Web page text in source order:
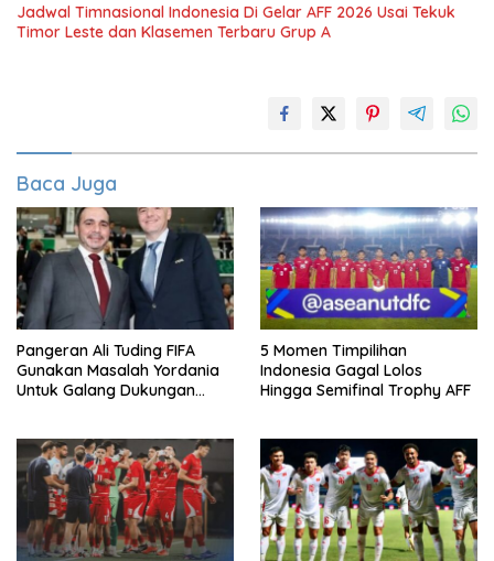
Jadwal Timnasional Indonesia Di Gelar AFF 2026 Usai Tekuk
Timor Leste dan Klasemen Terbaru Grup A
Baca Juga
Pangeran Ali Tuding FIFA
Gunakan Masalah Yordania
Untuk Galang Dukungan
5 Momen Timpilihan
Indonesia Gagal Lolos
Hingga Semifinal Trophy AFF